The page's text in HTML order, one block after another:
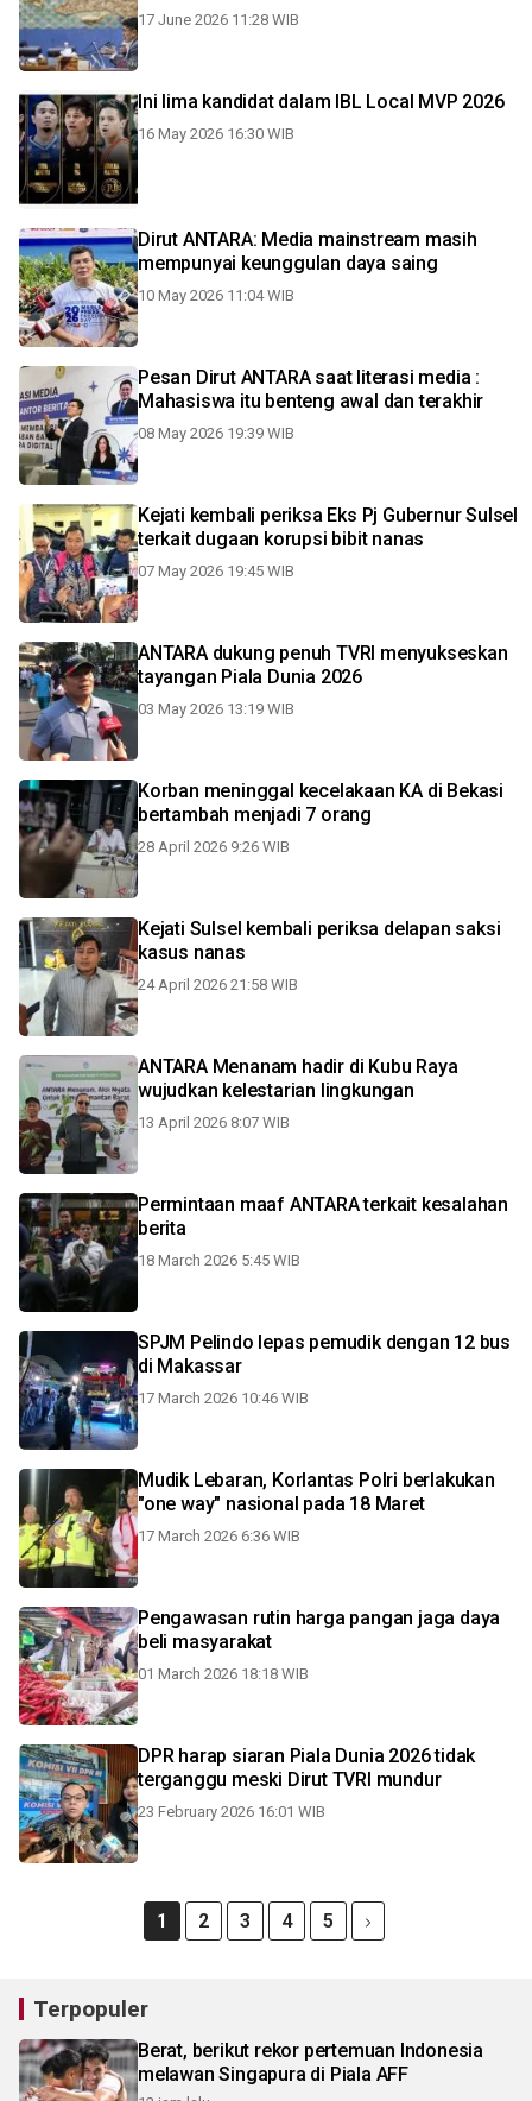
17 June 2026 11:28 WIB
Ini lima kandidat dalam IBL Local MVP 2026
16 May 2026 16:30 WIB
Dirut ANTARA: Media mainstream masih
mempunyai keunggulan daya saing
10 May 2026 11:04 WIB
Pesan Dirut ANTARA saat literasi media :
Mahasiswa itu benteng awal dan terakhir
08 May 2026 19:39 WIB
Kejati kembali periksa Eks Pj Gubernur Sulsel
terkait dugaan korupsi bibit nanas
07 May 2026 19:45 WIB
ANTARA dukung penuh TVRI menyukseskan
tayangan Piala Dunia 2026
03 May 2026 13:19 WIB
Korban meninggal kecelakaan KA di Bekasi
bertambah menjadi 7 orang
28 April 2026 9:26 WIB
Kejati Sulsel kembali periksa delapan saksi
kasus nanas
24 April 2026 21:58 WIB
ANTARA Menanam hadir di Kubu Raya
wujudkan kelestarian lingkungan
13 April 2026 8:07 WIB
Permintaan maaf ANTARA terkait kesalahan
berita
18 March 2026 5:45 WIB
SPJM Pelindo lepas pemudik dengan 12 bus
di Makassar
17 March 2026 10:46 WIB
Mudik Lebaran, Korlantas Polri berlakukan
"one way" nasional pada 18 Maret
17 March 2026 6:36 WIB
Pengawasan rutin harga pangan jaga daya
beli masyarakat
01 March 2026 18:18 WIB
DPR harap siaran Piala Dunia 2026 tidak
terganggu meski Dirut TVRI mundur
23 February 2026 16:01 WIB
1 2 3 4 5
Terpopuler
Berat, berikut rekor pertemuan Indonesia
melawan Singapura di Piala AFF